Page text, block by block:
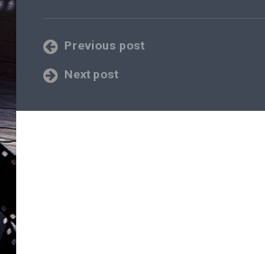
Previous post
Next post